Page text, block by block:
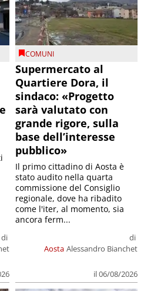
di
COMUNI
Supermercato al
Quartiere Dora, il
sindaco: «Progetto
sarà valutato con
grande rigore, sulla
base dell’interesse
pubblico»
Aosta
di
Alessandro Bianchet
il 06/08/2026
Il primo cittadino di Aosta è
stato audito nella quarta
commissione del Consiglio
regionale, dove ha ribadito
come l'iter, al momento, sia
ancora ferm...